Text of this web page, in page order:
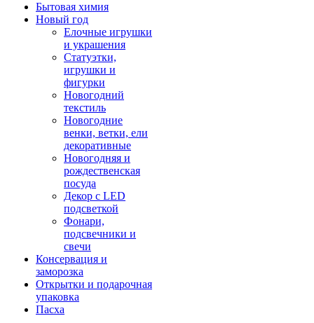
Бытовая химия
Новый год
Елочные игрушки
и украшения
Статуэтки,
игрушки и
фигурки
Новогодний
текстиль
Новогодние
венки, ветки, ели
декоративные
Новогодняя и
рождественская
посуда
Декор с LED
подсветкой
Фонари,
подсвечники и
свечи
Консервация и
заморозка
Открытки и подарочная
упаковка
Пасха